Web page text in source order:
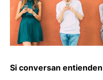
Si conversan